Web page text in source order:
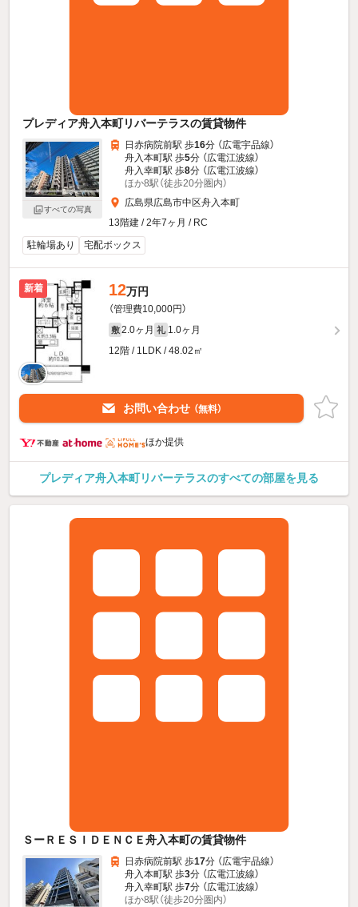
プレディア舟入本町リバーテラスの賃貸物件
すべての写真
日赤病院前駅 歩16分 （広電宇品線）
舟入本町駅 歩5分 （広電江波線）
舟入幸町駅 歩8分 （広電江波線）
ほか8駅（徒歩20分圏内）
広島県広島市中区舟入本町
13階建 / 2年7ヶ月 / RC
駐輪場あり
宅配ボックス
新着 12万円
（管理費10,000円）
敷 2.0ヶ月 礼 1.0ヶ月
12階 / 1LDK / 48.02㎡
お問い合わせ （無料）
ほか提供
プレディア舟入本町リバーテラスのすべての部屋を見る
ＳーＲＥＳＩＤＥＮＣＥ舟入本町の賃貸物件
日赤病院前駅 歩17分 （広電宇品線）
舟入本町駅 歩3分 （広電江波線）
舟入幸町駅 歩7分 （広電江波線）
ほか8駅（徒歩20分圏内）